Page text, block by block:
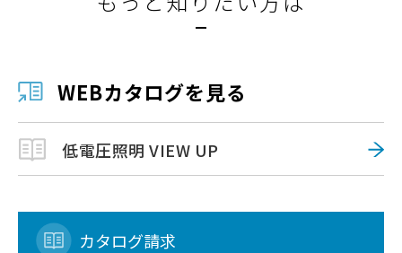
WEBカタログを見る
低電圧照明 VIEW UP
カタログ請求